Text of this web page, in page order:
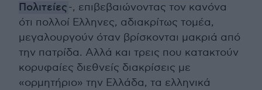
Πολιτείες-, επιβεβαιώνοντας τον κανόνα
ότι πολλοί Ελληνες, αδιακρίτως τομέα,
μεγαλουργούν όταν βρίσκονται μακριά από
την πατρίδα. Αλλά και τρεις που κατακτούν
κορυφαίες διεθνείς διακρίσεις με
«ορμητήριο» την Ελλάδα, τα ελληνικά